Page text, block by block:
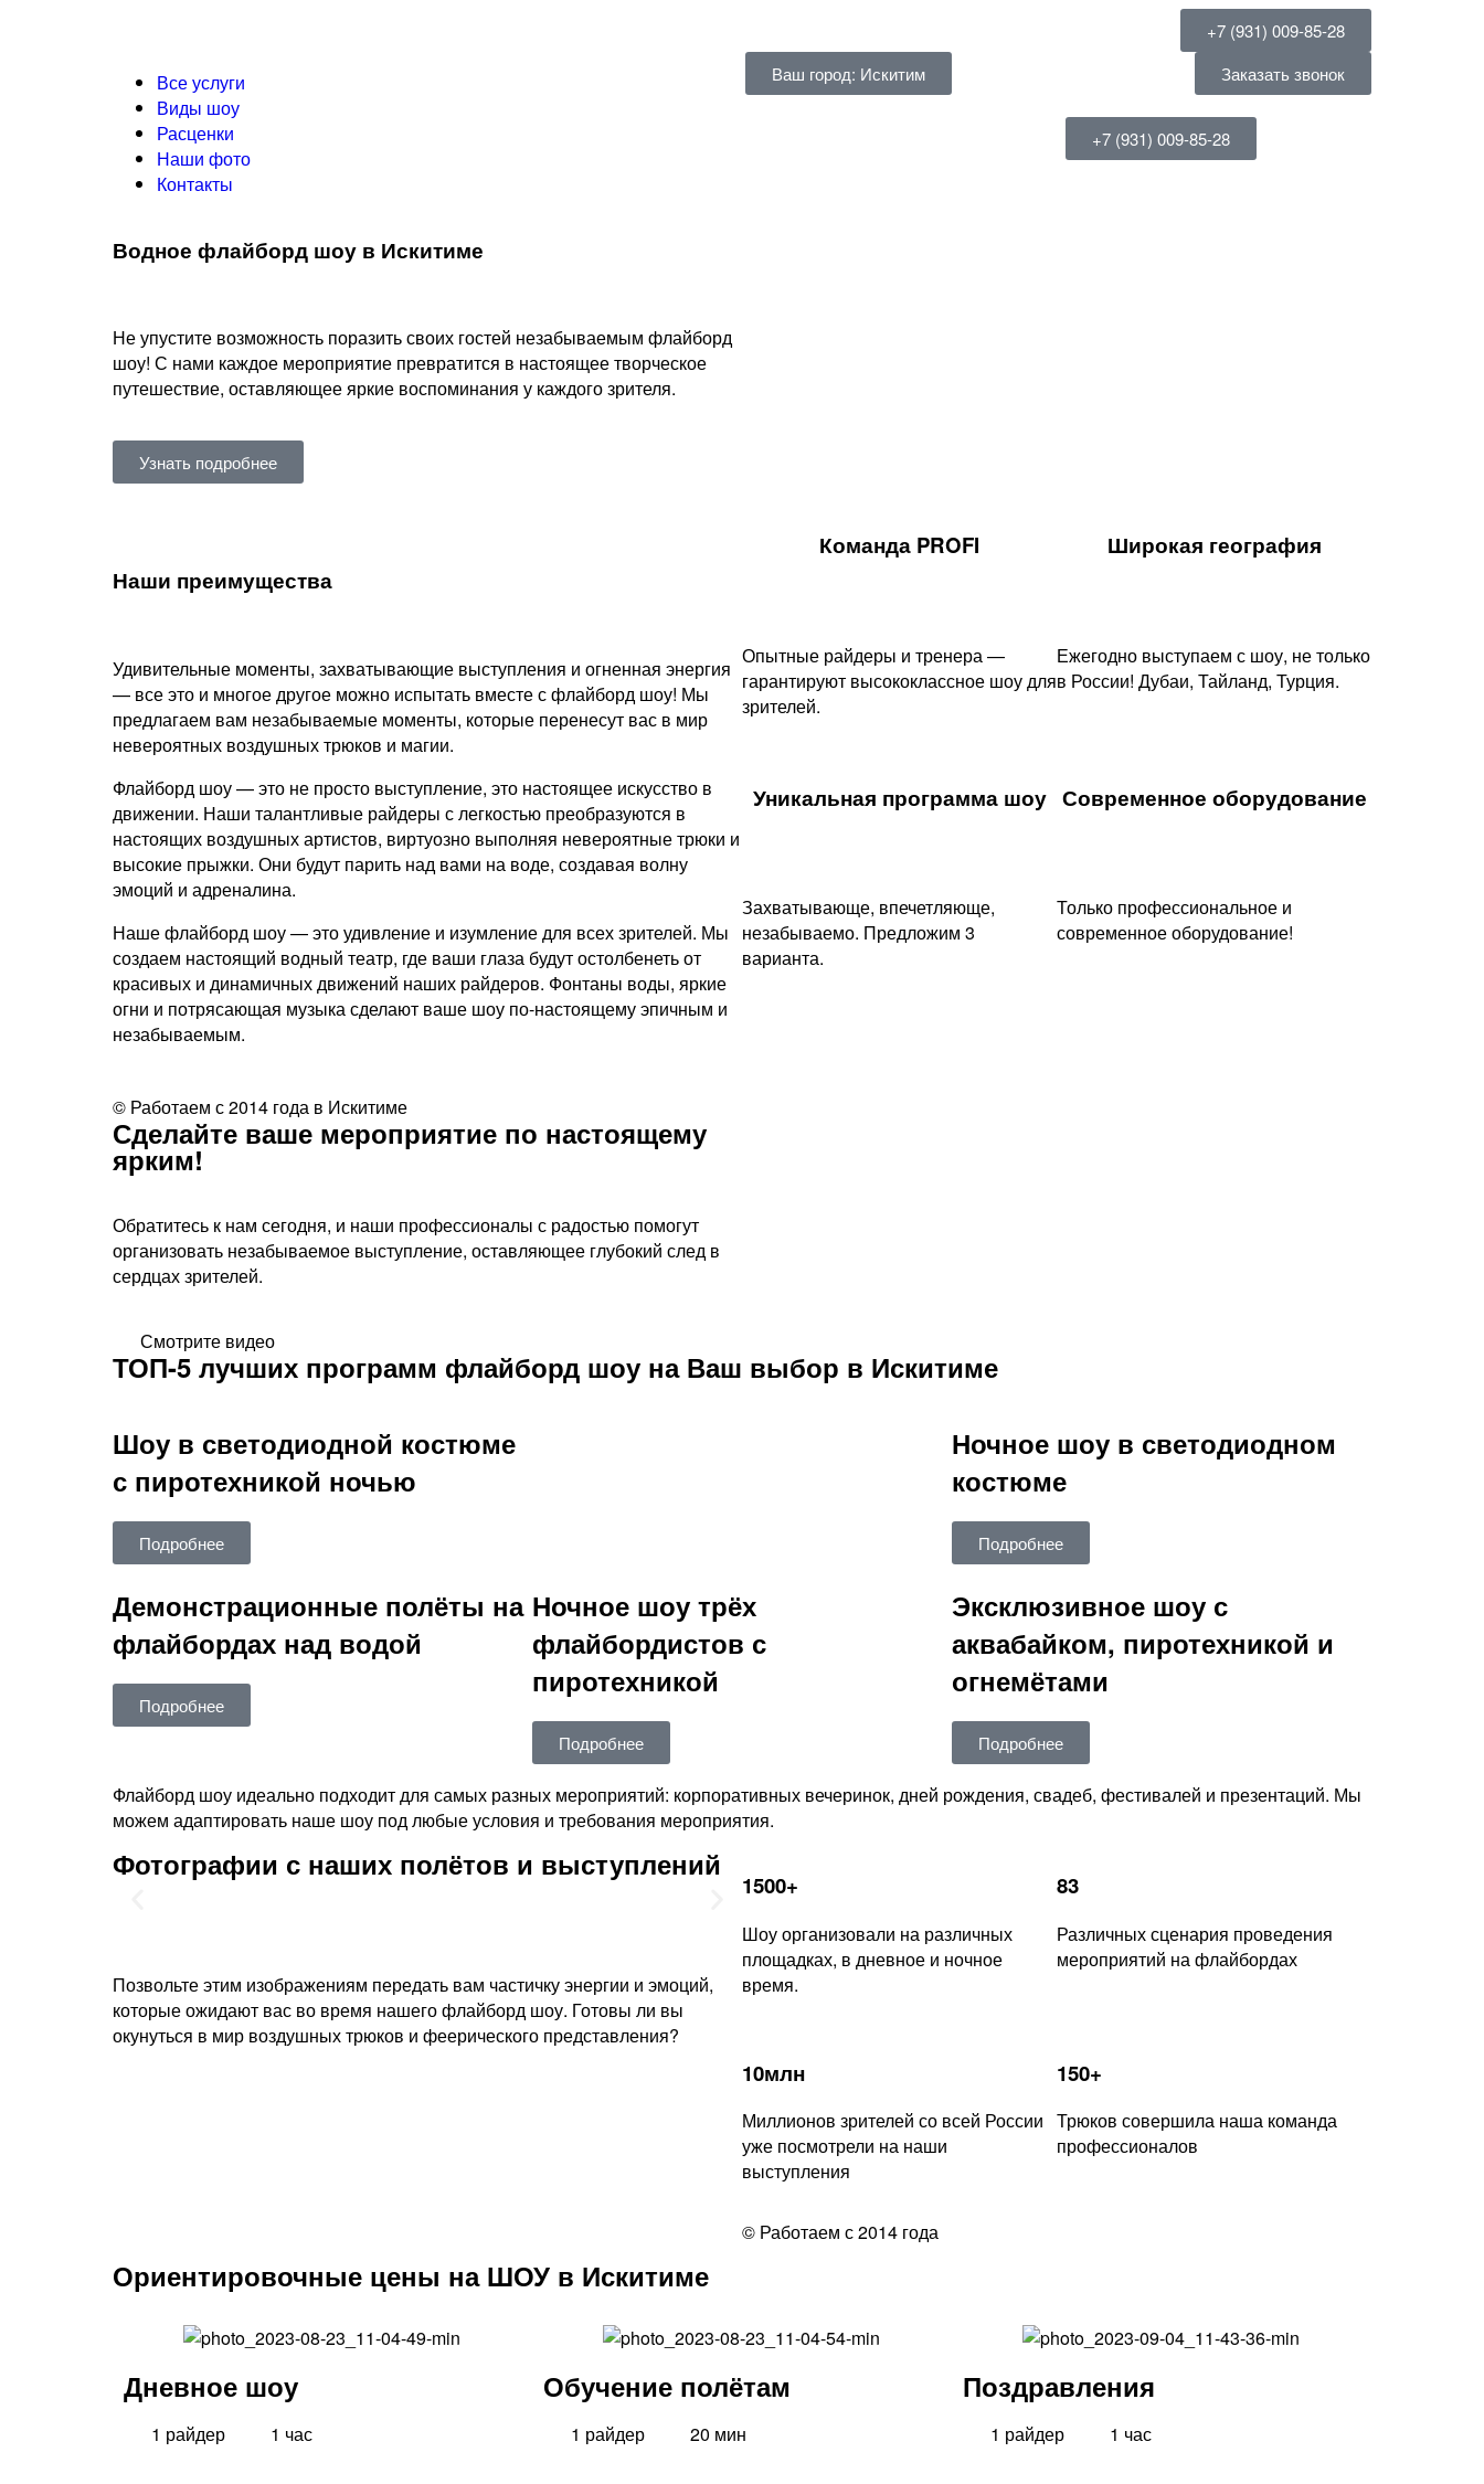
+7 (931) 009-85-28
Все услуги
Виды шоу
Расценки
Наши фото
Контакты
Ваш город: Искитим Заказать звонок
+7 (931) 009-85-28
Водное флайборд шоу в Искитиме
Не упустите возможность поразить своих гостей незабываемым флайборд
шоу! С нами каждое мероприятие превратится в настоящее творческое
путешествие, оставляющее яркие воспоминания у каждого зрителя.
Узнать подробнее
Наши преимущества
Удивительные моменты, захватывающие выступления и огненная энергия
— все это и многое другое можно испытать вместе с флайборд шоу! Мы
предлагаем вам незабываемые моменты, которые перенесут вас в мир
невероятных воздушных трюков и магии.
Флайборд шоу — это не просто выступление, это настоящее искусство в
движении. Наши талантливые райдеры с легкостью преобразуются в
настоящих воздушных артистов, виртуозно выполняя невероятные трюки и
высокие прыжки. Они будут парить над вами на воде, создавая волну
эмоций и адреналина.
Наше флайборд шоу — это удивление и изумление для всех зрителей. Мы
создаем настоящий водный театр, где ваши глаза будут остолбенеть от
красивых и динамичных движений наших райдеров. Фонтаны воды, яркие
огни и потрясающая музыка сделают ваше шоу по-настоящему эпичным и
незабываемым.
© Работаем с 2014 года в Искитиме
Команда PROFI
Опытные райдеры и тренера —
гарантируют высококлассное шоу для
зрителей.
Широкая география
Ежегодно выступаем с шоу, не только
в России! Дубаи, Тайланд, Турция.
Уникальная программа шоу​
Захватывающе, впечетляюще,
незабываемо. Предложим 3
варианта.
Современное оборудование
Только профессиональное и
современное оборудование!
Сделайте ваше мероприятие по настоящему
ярким!​
Обратитесь к нам сегодня, и наши профессионалы с радостью помогут
организовать незабываемое выступление, оставляющее глубокий след в
сердцах зрителей.
Смотрите видео
ТОП-5 лучших программ флайборд шоу на Ваш выбор в Искитиме
Шоу в светодиодной костюме
с пиротехникой ночью
Подробнее
Ночное шоу в светодиодном
костюме
Подробнее
Демонстрационные полёты на
флайбордах над водой
Подробнее
Ночное шоу трёх
флайбордистов с
пиротехникой
Подробнее
Эксклюзивное шоу с
аквабайком, пиротехникой и
огнемётами
Подробнее
Флайборд шоу идеально подходит для самых разных мероприятий: корпоративных вечеринок, дней рождения, свадеб, фестивалей и презентаций. Мы
можем адаптировать наше шоу под любые условия и требования мероприятия.
Фотографии с наших полётов и выступлений
Позвольте этим изображениям передать вам частичку энергии и эмоций,
которые ожидают вас во время нашего флайборд шоу. Готовы ли вы
окунуться в мир воздушных трюков и феерического представления?
1500+
Шоу организовали на различных
площадках, в дневное и ночное
время.
83
Различных сценария проведения
мероприятий на флайбордах
10млн
Миллионов зрителей со всей России
уже посмотрели на наши
выступления
150+
Трюков совершила наша команда
профессионалов
© Работаем с 2014 года
Ориентировочные цены на ШОУ в Искитиме
Дневное шоу
1 райдер 1 час
Обучение полётам
1 райдер 20 мин
Поздравления
1 райдер 1 час